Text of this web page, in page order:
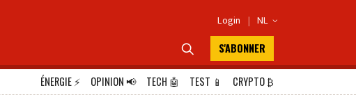
Login | NL 
 S'ABONNER
ÉNERGIE⚡ OPINION📢 TECH 🤖 TEST 📱 CRYPTO₿